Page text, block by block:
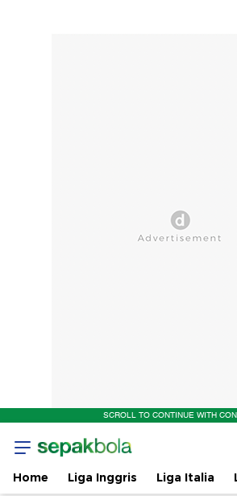
SCROLL TO CONTINUE WITH
Home Liga Inggris Liga Italia